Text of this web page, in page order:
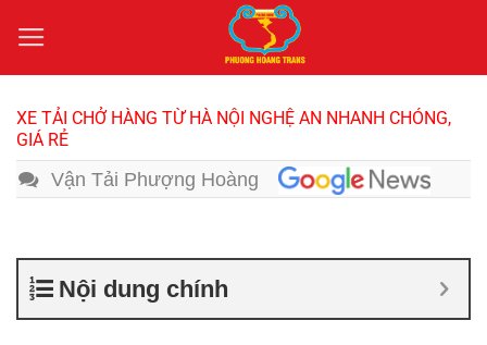
qua
nội
dung
XE TẢI CHỞ HÀNG TỪ HÀ NỘI NGHỆ AN NHANH CHÓNG,
GIÁ RẺ
Vận Tải Phượng Hoàng
Nội dung chính